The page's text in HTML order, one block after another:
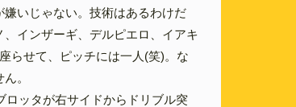
いじゃない。技術はあるわけだ
インザーギ、デルピエロ、イアキ
らせて、ピッチには一人(笑)。な
。
ロッタが右サイドからドリブル突